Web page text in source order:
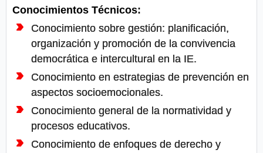
Conocimientos Técnicos:
Conocimiento sobre gestión: planificación,
organización y promoción de la convivencia
democrática e intercultural en la IE.
Conocimiento en estrategias de prevención en
aspectos socioemocionales.
Conocimiento general de la normatividad y
procesos educativos.
Conocimiento de enfoques de derecho y